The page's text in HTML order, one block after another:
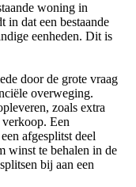
woning in
in dat een bestaande
eenheden. Dit is
door de grote vraag
overweging.
zoals extra
Een
afgesplitst deel
winst te behalen in de
bij aan een